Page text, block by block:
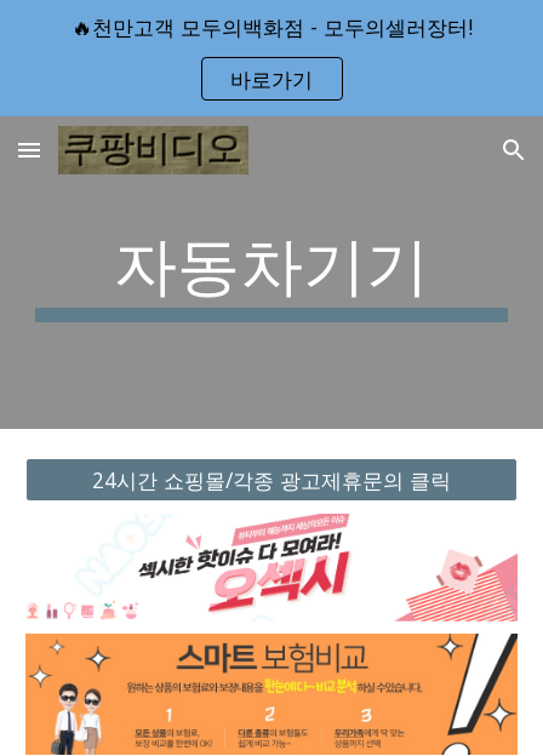
Skip to main content Skip to navigation
🔥천만고객 모두의백화점 - 모두의셀러장터!
바로가기
자동차기기
24시간 쇼핑몰/각종 광고제휴문의 클릭